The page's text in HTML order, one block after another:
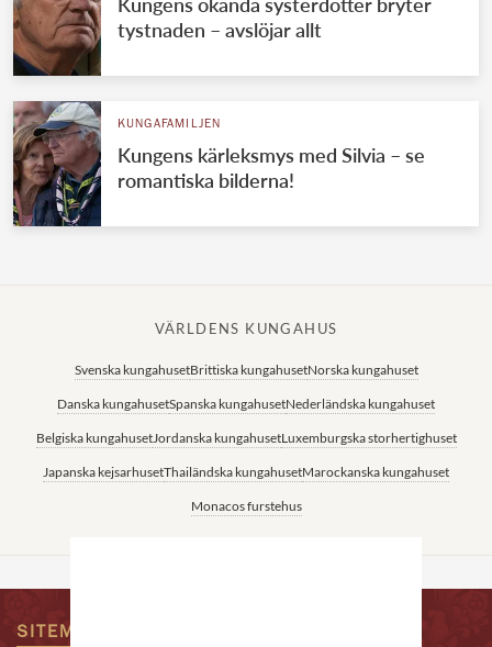
Kungens okända systerdotter bryter
tystnaden – avslöjar allt
KUNGAFAMILJEN
Kungens kärleksmys med Silvia – se
romantiska bilderna!
VÄRLDENS KUNGAHUS
Svenska kungahusetBrittiska kungahusetNorska kungahuset
Danska kungahusetSpanska kungahusetNederländska kungahuset
Belgiska kungahusetJordanska kungahusetLuxemburgska storhertighuset
Japanska kejsarhusetThailändska kungahusetMarockanska kungahuset
Monacos furstehus
SITEMAP